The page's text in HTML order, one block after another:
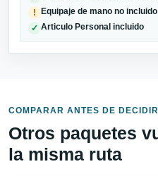
! Equipaje de mano no incluido
✓ Articulo Personal incluido
COMPARAR ANTES DE DECIDIR
Otros paquetes
la misma ruta